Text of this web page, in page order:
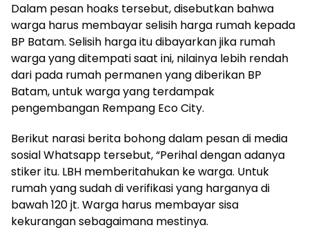
Dalam pesan hoaks tersebut, disebutkan bahwa
warga harus membayar selisih harga rumah kepada
BP Batam. Selisih harga itu dibayarkan jika rumah
warga yang ditempati saat ini, nilainya lebih rendah
dari pada rumah permanen yang diberikan BP
Batam, untuk warga yang terdampak
pengembangan Rempang Eco City.
Berikut narasi berita bohong dalam pesan di media
sosial Whatsapp tersebut, “Perihal dengan adanya
stiker itu. LBH memberitahukan ke warga. Untuk
rumah yang sudah di verifikasi yang harganya di
bawah 120 jt. Warga harus membayar sisa
kekurangan sebagaimana mestinya.